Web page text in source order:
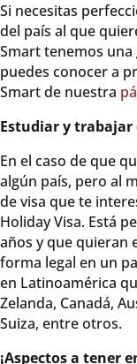
Si necesitas
del país al que
Smart tenemos
puedes conocer a
Smart de nuestra
Estudiar y trabajar
En el caso de que
algún país, pero al
de visa que te
Holiday Visa. Está
años y que quieran
forma legal en un
en Latinoamérica
Zelanda, Canadá,
Suiza, entre otros.
¡Aspectos a tener